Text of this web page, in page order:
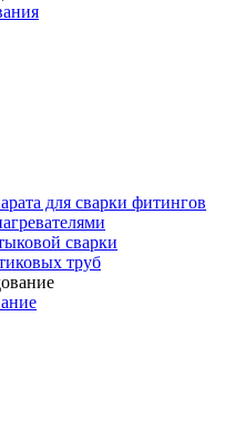
для сварки фитингов
сварки
труб